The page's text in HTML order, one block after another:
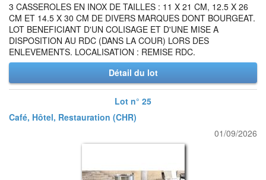
3 CASSEROLES EN INOX DE TAILLES : 11 X 21 CM, 12.5 X 26
CM ET 14.5 X 30 CM DE DIVERS MARQUES DONT BOURGEAT.
LOT BENEFICIANT D'UN COLISAGE ET D'UNE MISE A
DISPOSITION AU RDC (DANS LA COUR) LORS DES
ENLEVEMENTS. LOCALISATION : REMISE RDC.
Détail du lot
Lot n° 25
Café, Hôtel, Restauration (CHR)
01/09/2026